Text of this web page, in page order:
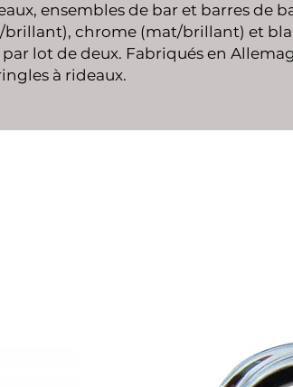
ensembles de bar et barres de
chrome (mat/brillant) et
lot de deux. Fabriqués en
à rideaux.